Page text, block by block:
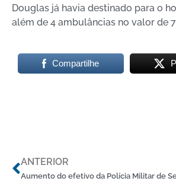
Douglas já havia destinado para o
além de 4 ambulâncias no valor de
Compartilhe
Anterior
ANTERIOR
Aumento do efetivo da Polícia Militar de